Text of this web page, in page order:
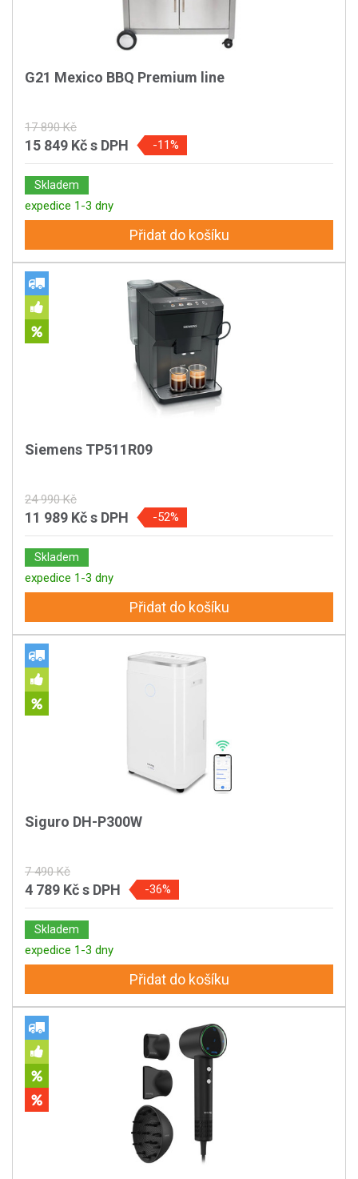
G21 Mexico BBQ Premium line
17 890 Kč
15 849 Kčs DPH -11%
Skladem
expedice 1-3 dny
Přidat do košíku
Siemens TP511R09
24 990 Kč
11 989 Kčs DPH -52%
Skladem
expedice 1-3 dny
Přidat do košíku
Siguro DH-P300W
7 490 Kč
4 789 Kčs DPH -36%
Skladem
expedice 1-3 dny
Přidat do košíku